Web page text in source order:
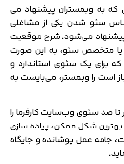
به وبمستران پیشنهاد می
سئو شدن یکی از مشاغلی
می‌شود. شرح موقعیت
متخصص سئو، به این صورت
برای یک سئوی استاندارد و
است را وبمستر، می‌بایست به
صد سئوی وب‌سایت کارفرما را
شکل ممکن، پیاده سازی
جامه عمل پوشانده و جایگاه